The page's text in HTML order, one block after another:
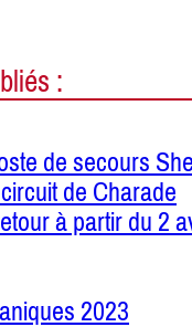
:
de secours
de Charade
à partir du 2
2023